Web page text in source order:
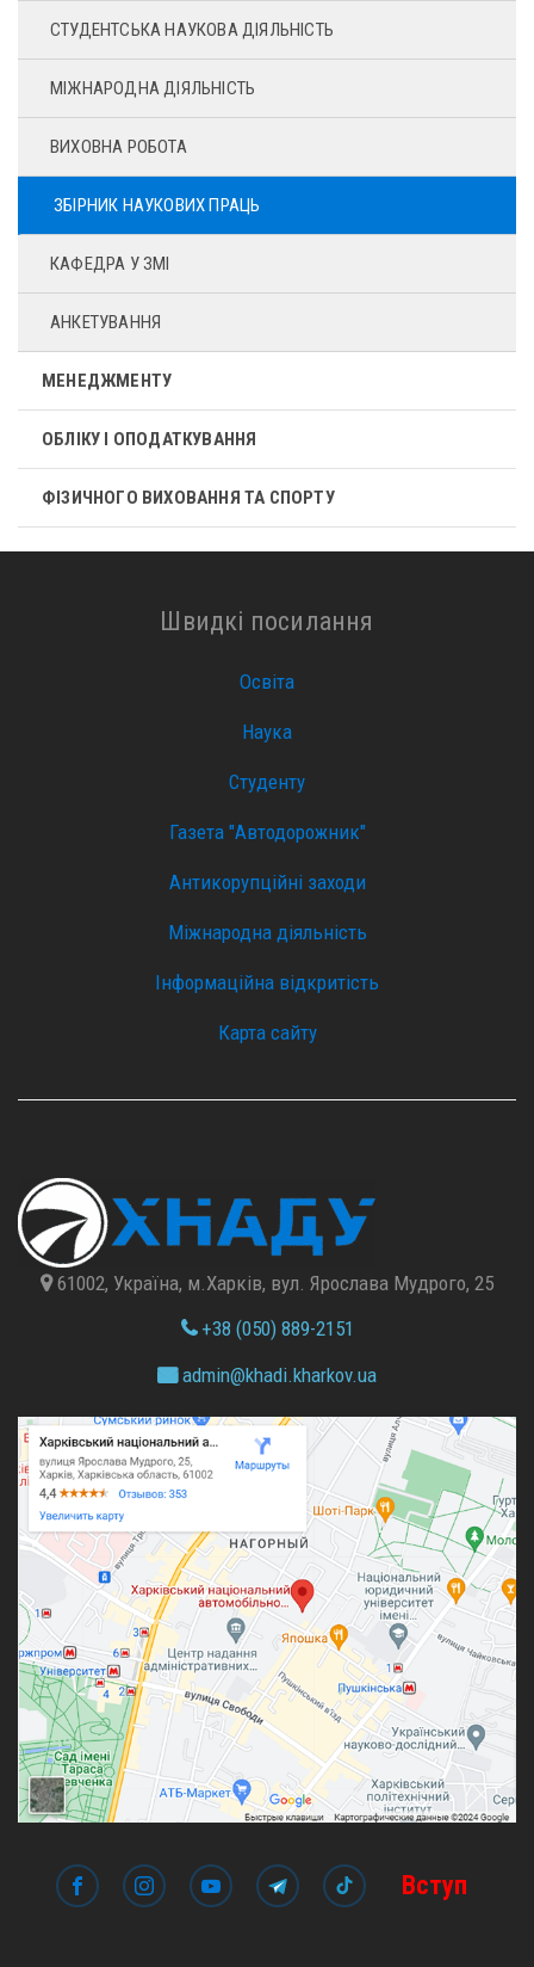
СТУДЕНТСЬКА НАУКОВА ДІЯЛЬНІСТЬ
МІЖНАРОДНА ДІЯЛЬНІСТЬ
ВИХОВНА РОБОТА
ЗБІРНИК НАУКОВИХ ПРАЦЬ
КАФЕДРА У ЗМІ
АНКЕТУВАННЯ
МЕНЕДЖМЕНТУ
ОБЛІКУ І ОПОДАТКУВАННЯ
ФІЗИЧНОГО ВИХОВАННЯ ТА СПОРТУ
Швидкі посилання
Освіта
Наука
Студенту
Газета "Автодорожник"
Антикорупційні заходи
Міжнародна діяльність
Інформаційна відкритість
Карта сайту
61002, Україна, м.Харків, вул. Ярослава Мудрого, 25
+38 (050) 889-2151
admin@khadi.kharkov.ua
Вступ